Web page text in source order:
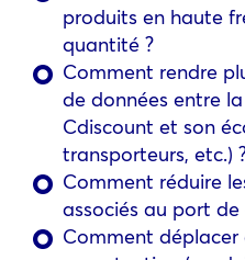
produits en haute
quantité ?
Comment rendre
de données entre
Cdiscount et son
transporteurs, etc.)
Comment réduire
associés au port
Comment déplacer